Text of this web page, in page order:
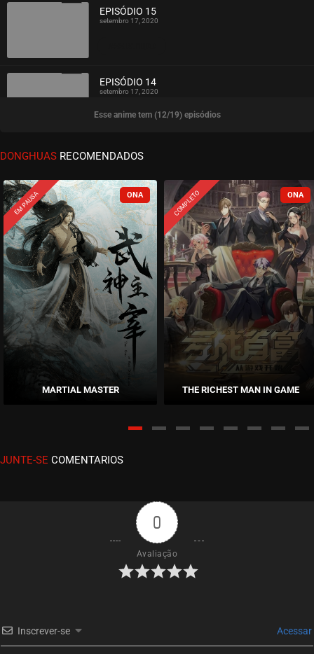
EPISÓDIO 15
setembro 17, 2020
ASSISTIDO
EPISÓDIO 14
setembro 17, 2020
ASSISTIDO
EPISÓDIO 13
ASSISTIDO
EPISÓDIO 12
setembro 17, 2020
ASSISTIDO
EPISÓDIO 11
setembro 17, 2020
EPISÓDIO 10
ASSISTIDO
EPISÓDIO 08
setembro 17, 2020
EPISÓDIO 07
EPISÓDIO 06
Esse anime tem (12/19) episódios
DONGHUAS RECOMENDADOS
EM PAUSA
MARTIAL MASTER
COMPLETO
THE RICHEST MAN IN GAME
JUNTE-SE COMENTARIOS
0
Avaliação
Inscrever-se Acessar